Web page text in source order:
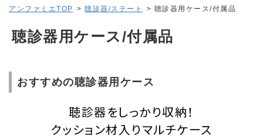
アンファミエTOP > 聴診器/ステート > 聴診器用ケース/付属品
聴診器用ケース/付属品
おすすめの聴診器用ケース
聴診器をしっかり収納！
クッション材入りマルチケース